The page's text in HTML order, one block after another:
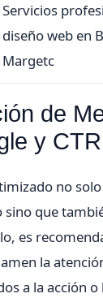
Servicios
diseño web en
Margetc
de
y CTR
no
que
es
la
a la acción